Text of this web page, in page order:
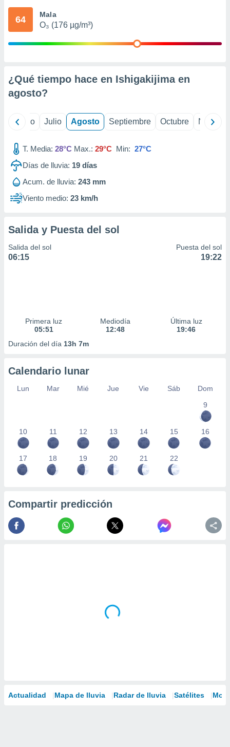
e
publicidad
1199
64 Mala
O₃ (176 µg/m³)
¿Qué tiempo hace en Ishigakijima en
agosto?
Junio Julio Agosto Septiembre Octubre
T. Media: 28°C Max.: 29°C Min: 27°C
Días de lluvia: 19 días
Acum. de lluvia: 243 mm
Viento medio: 23 km/h
Salida y Puesta del sol
Salida del sol
06:15
Puesta del sol
19:22
Primera luz
05:51
Mediodía
12:48
Última luz
19:46
Duración del día 13h 7m
Calendario lunar
Lun Mar Mié Jue Vie Sáb
Dom
9
10 11 12 13 14 15 16
17 18 19 20 21 22
Compartir predicción
Actualidad Mapa de lluvia Radar de lluvia Satélites